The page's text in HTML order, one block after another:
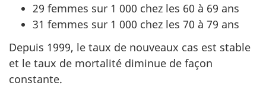
29 femmes sur 1 000 chez les 60 à 69 ans
31 femmes sur 1 000 chez les 70 à 79 ans
Depuis 1999, le taux de nouveaux cas est stable
et le taux de mortalité diminue de façon
constante.